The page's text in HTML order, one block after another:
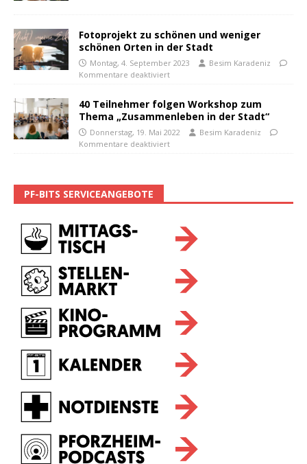
Fotoprojekt zu schönen und weniger
schönen Orten in der Stadt
Montag, 4. September 2023
Besim Karadeniz
Kommentare deaktiviert
40 Teilnehmer folgen Workshop zum
Thema „Zusammenleben in der Stadt“
Donnerstag, 19. Mai 2022
Besim Karadeniz
Kommentare deaktiviert
PF-BITS SERVICEANGEBOTE